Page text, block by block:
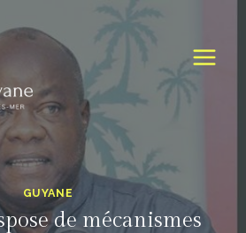
GUYANE
de mécanismes